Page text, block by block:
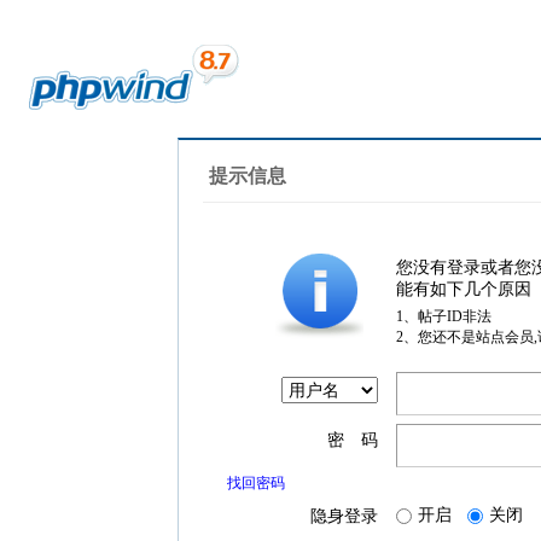
提示信息
您没有登录或者您
能有如下几个原因
1、帖子ID非法
2、您还不是站点会员
密 码
找回密码
隐身登录 开启 关闭